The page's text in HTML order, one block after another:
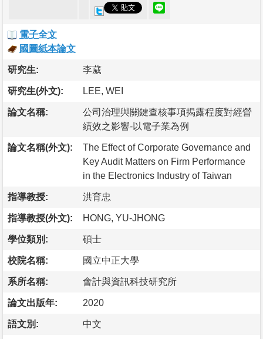
電子全文
國圖紙本論文
研究生: 李葳
研究生(外文): LEE, WEI
論文名稱:
公司治理與關鍵查核事項揭露程度對經營
績效之影響-以電子業為例
論文名稱(外文):
The Effect of Corporate Governance and
Key Audit Matters on Firm Performance
in the Electronics Industry of Taiwan
指導教授: 洪育忠
指導教授(外文): HONG, YU-JHONG
學位類別: 碩士
校院名稱: 國立中正大學
系所名稱: 會計與資訊科技研究所
論文出版年: 2020
語文別: 中文